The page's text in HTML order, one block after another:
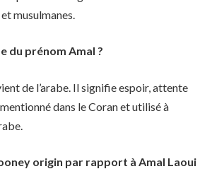
musulmanes.
du prénom Amal ?
de l’arabe. Il signifie espoir, attente
dans le Coran et utilisé à
origin par rapport à Amal Laoui